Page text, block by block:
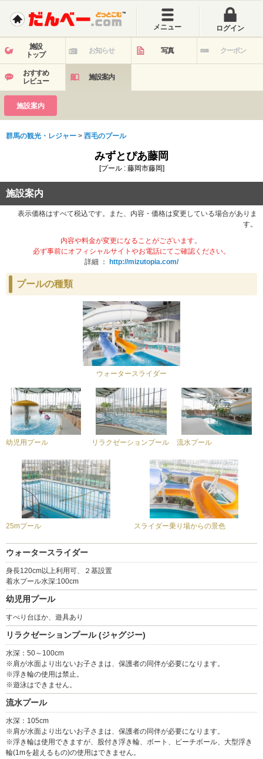
メニュー ログイン
施設
トップ
お知らせ 写真 クーポン
おすすめ
レビュー
施設案内
施設案内
群馬の観光・レジャー > 西毛のプール
みずとぴあ藤岡
[プール : 藤岡市藤岡]
施設案内
表示価格はすべて税込です。また、内容・価格は変更している場合がありま
す。
内容や料金が変更になることがございます。
必ず事前にオフィシャルサイトやお電話にてご確認ください。
詳細 ：
http://mizutopia.com/
プールの種類
ウォータースライダー
幼児用プール リラクゼーションプール 流水プール
25mプール スライダー乗り場からの景色
ウォータースライダー
身長120cm以上利用可、２基設置
着水プール水深:100cm
幼児用プール
すべり台ほか、遊具あり
リラクゼーションプール (ジャグジー)
水深：50～100cm
※肩が水面より出ないお子さまは、保護者の同伴が必要になります。
※浮き輪の使用は禁止。
※遊泳はできません。
流水プール
水深：105cm
※肩が水面より出ないお子さまは、保護者の同伴が必要になります。
※浮き輪は使用できますが、股付き浮き輪、ボート、ビーチボール、大型浮き
輪(1mを超えるもの)の使用はできません。